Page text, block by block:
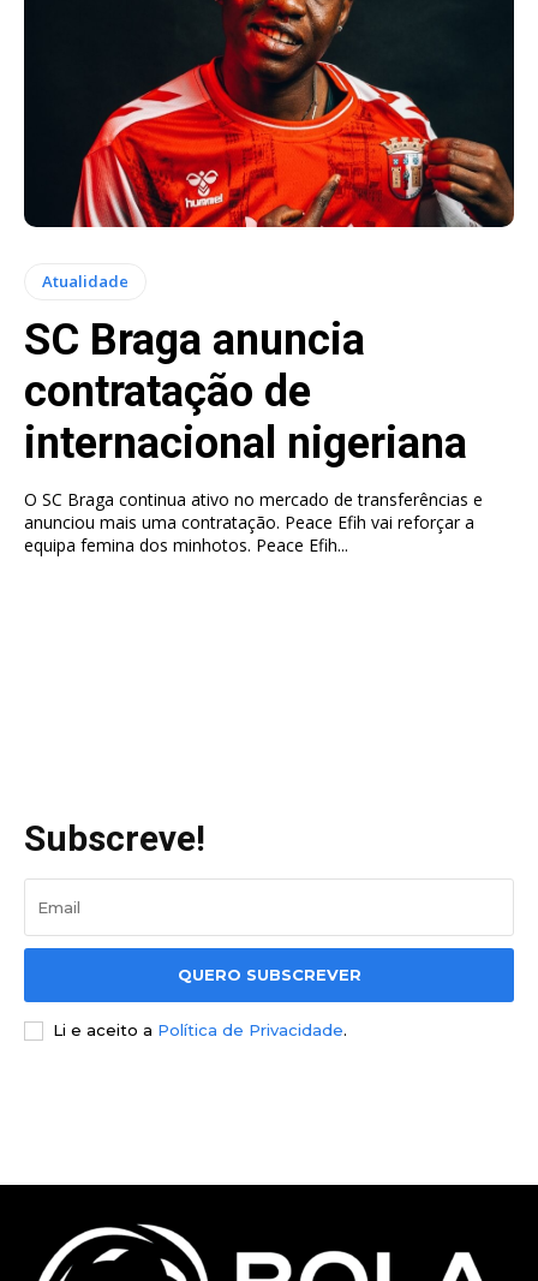
Atualidade
SC Braga anuncia
contratação de
internacional nigeriana
O SC Braga continua ativo no mercado de transferências e
anunciou mais uma contratação. Peace Efih vai reforçar a
equipa femina dos minhotos. Peace Efih...
Subscreve!
QUERO SUBSCREVER
Li e aceito a Política de Privacidade.